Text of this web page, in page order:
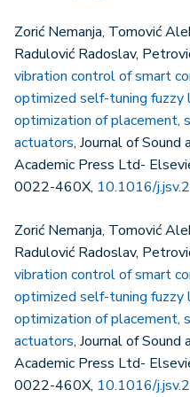
Zorić Nemanja, Tomović
Radulović Radoslav,
vibration control of smart
optimized self-tuning
optimization of placement,
actuators, Journal of
Academic Press Ltd-
0022-460X, 10.1016/
Zorić Nemanja, Tomović
Radulović Radoslav,
vibration control of smart
optimized self-tuning
optimization of placement,
actuators, Journal of
Academic Press Ltd-
0022-460X, 10.1016/